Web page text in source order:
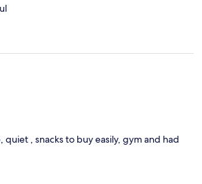
quiet , snacks to buy easily, gym and had